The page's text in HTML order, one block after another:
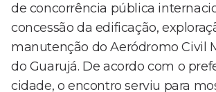
de concorrência pública
concessão da edificação,
manutenção do Aeródromo Civil
do Guarujá. De acordo com o
cidade, o encontro serviu para